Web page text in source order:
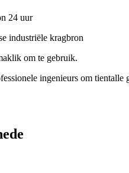
24 uur
industriële kragbron
om te gebruik.
ingenieurs om